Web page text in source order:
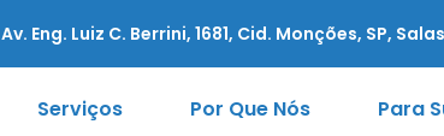
Av. Eng. Luiz C. Berrini, 1681, Cid. Monções, SP, Salas
Serviços Por Que Nós Para